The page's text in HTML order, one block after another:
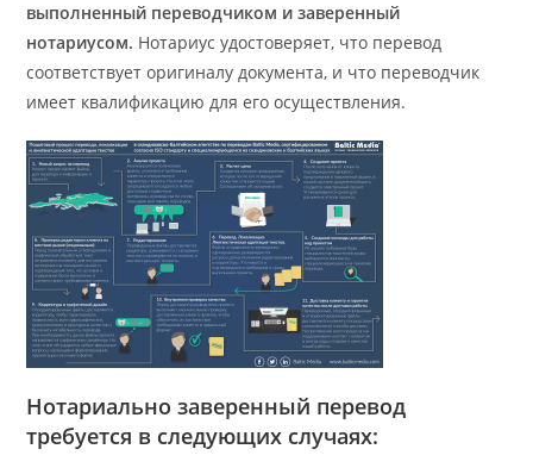
выполненный переводчиком и заверенный
нотариусом. Нотариус удостоверяет, что перевод
соответствует оригиналу документа, и что переводчик
имеет квалификацию для его осуществления.
Нотариально заверенный перевод
требуется в следующих случаях: